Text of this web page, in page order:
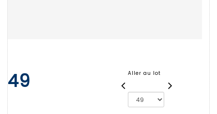
49 Aller au lot